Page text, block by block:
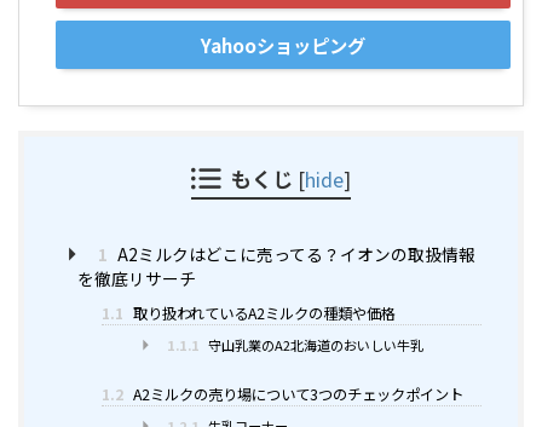
Yahooショッピング
もくじ [hide]
1 A2ミルクはどこに売ってる？イオンの取扱情報
を徹底リサーチ
1.1 取り扱われているA2ミルクの種類や価格
1.1.1 守山乳業のA2北海道のおいしい牛乳
1.2 A2ミルクの売り場について3つのチェックポイント